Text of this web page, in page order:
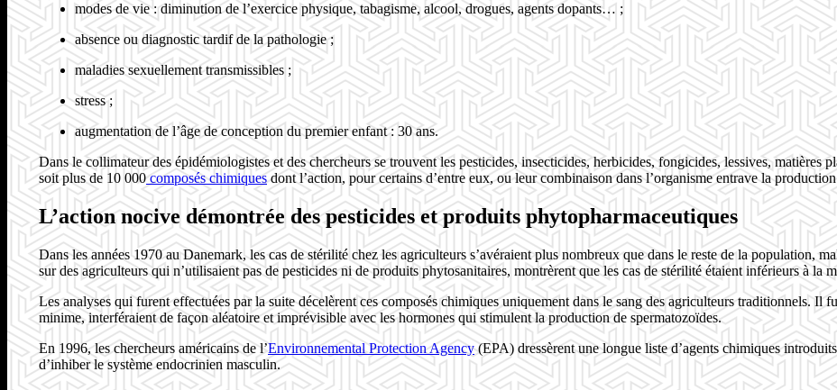
modes de vie : diminution de l’exercice physique, tabagisme, alcool, drogues, agents dopants… ;
absence ou diagnostic tardif de la pathologie ;
maladies sexuellement transmissibles ;
stress ;
augmentation de l’âge de conception du premier enfant : 30 ans.
Dans le collimateur des épidémiologistes et des chercheurs se trouvent les pesticides, insecticides, herbicides, fongicides, lessives,
soit plus de 10 000composés chimiquesdont l’action, pour certains d’entre eux, ou leur combinaison dans l’organisme entrave la
L’action nocive démontrée des pesticides et produits phytopharmaceutiques
Dans les années 1970 au Danemark, les cas de stérilité chez les agriculteurs s’avéraient plus nombreux que dans le reste de la population,
sur des agriculteurs qui n’utilisaient pas de pesticides ni de produits phytosanitaires, montrèrent que les cas de stérilité étaient inférieurs à la
Les analyses qui furent effectuées par la suite décelèrent ces composés chimiques uniquement dans le sang des agriculteurs traditionnels. Il
minime, interféraient de façon aléatoire et imprévisible avec les hormones qui stimulent la production de spermatozoïdes.
En 1996, les chercheurs américains de l’Environnemental Protection Agency(EPA) dressèrent une longue liste d’agents chimiques
d’inhiber le système endocrinien masculin.